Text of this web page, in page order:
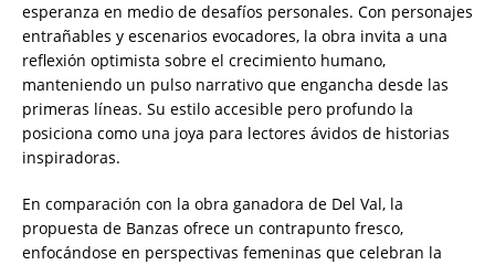
esperanza en medio de desafíos personales. Con personajes
entrañables y escenarios evocadores, la obra invita a una
reflexión optimista sobre el crecimiento humano,
manteniendo un pulso narrativo que engancha desde las
primeras líneas. Su estilo accesible pero profundo la
posiciona como una joya para lectores ávidos de historias
inspiradoras.
En comparación con la obra ganadora de Del Val, la
propuesta de Banzas ofrece un contrapunto fresco,
enfocándose en perspectivas femeninas que celebran la